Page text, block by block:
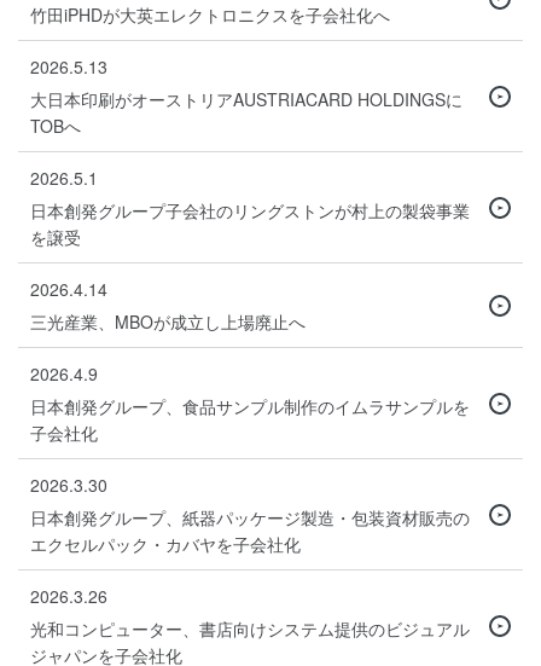
竹田iPHDが大英エレクトロニクスを子会社化へ
2026.5.13
大日本印刷がオーストリアAUSTRIACARD HOLDINGSに
TOBへ
2026.5.1
日本創発グループ子会社のリングストンが村上の製袋事業
を譲受
2026.4.14
三光産業、MBOが成立し上場廃止へ
2026.4.9
日本創発グループ、食品サンプル制作のイムラサンプルを
子会社化
2026.3.30
日本創発グループ、紙器パッケージ製造・包装資材販売の
エクセルパック・カバヤを子会社化
2026.3.26
光和コンピューター、書店向けシステム提供のビジュアル
ジャパンを子会社化